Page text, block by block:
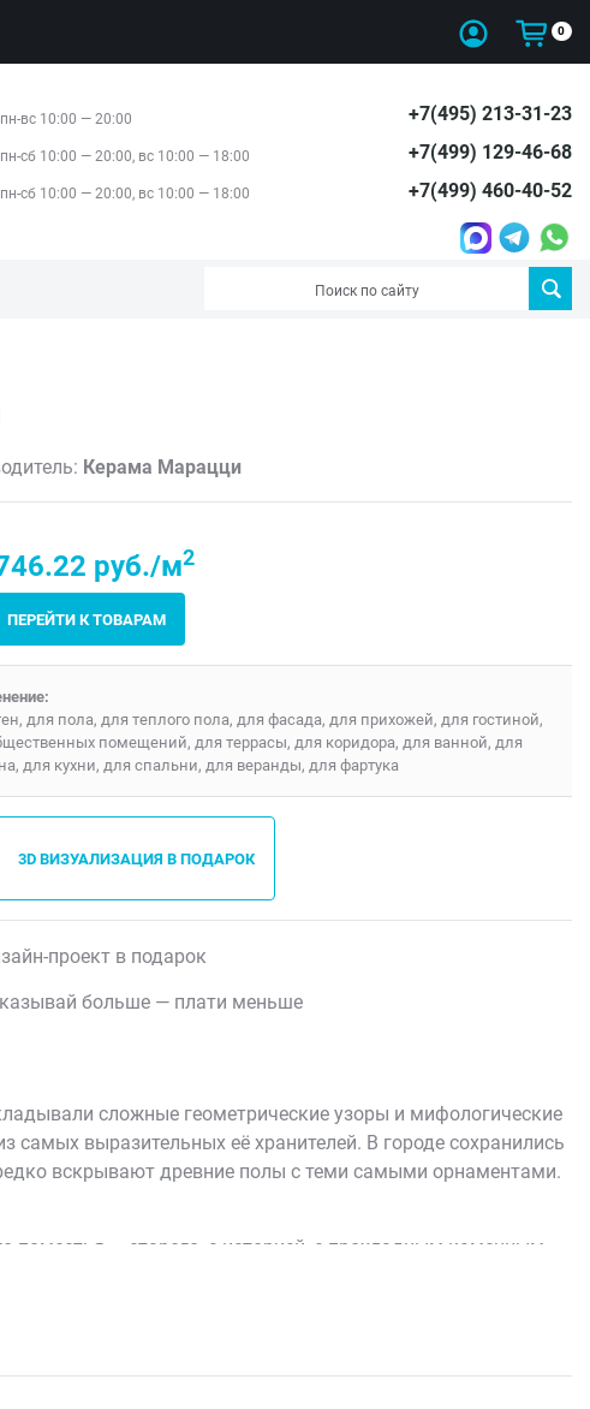
0
пн-вс 10:00 — 20:00
пн-сб 10:00 — 20:00, вс 10:00 — 18:00
пн-сб 10:00 — 20:00, вс 10:00 — 18:00
+7(495) 213-31-23
+7(499) 129-46-68
+7(499) 460-40-52
Керама Марацци
руб./м2
ПЕРЕЙТИ К ТОВАРАМ
для пола, для теплого пола, для фасада, для прихожей, для гостиной,
помещений, для террасы, для коридора, для ванной, для
для кухни, для спальни, для веранды, для фартука
3D ВИЗУАЛИЗАЦИЯ В ПОДАРОК
проект в подарок
больше — плати меньше
сложные геометрические узоры и мифологические
выразительных её хранителей. В городе сохранились
вскрывают древние полы с теми самыми орнаментами.
поместья — старого, с историей, с прохладным каменным
как играл бы на настоящем сложном полу с разной
использует язык античной мозаики, не превращаясь в